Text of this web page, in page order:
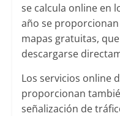
se calcula online en
año se
mapas gratuitas,
descargarse
Los servicios online
proporcionan
señalización de